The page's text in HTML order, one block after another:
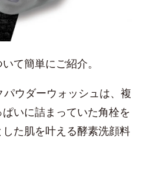
て簡単にご紹介。
ウダーウォッシュは、複
いに詰まっていた角栓を
た肌を叶える酵素洗顔料